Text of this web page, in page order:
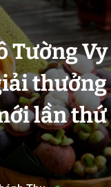
Tường Vy
thưởng
lần thứ